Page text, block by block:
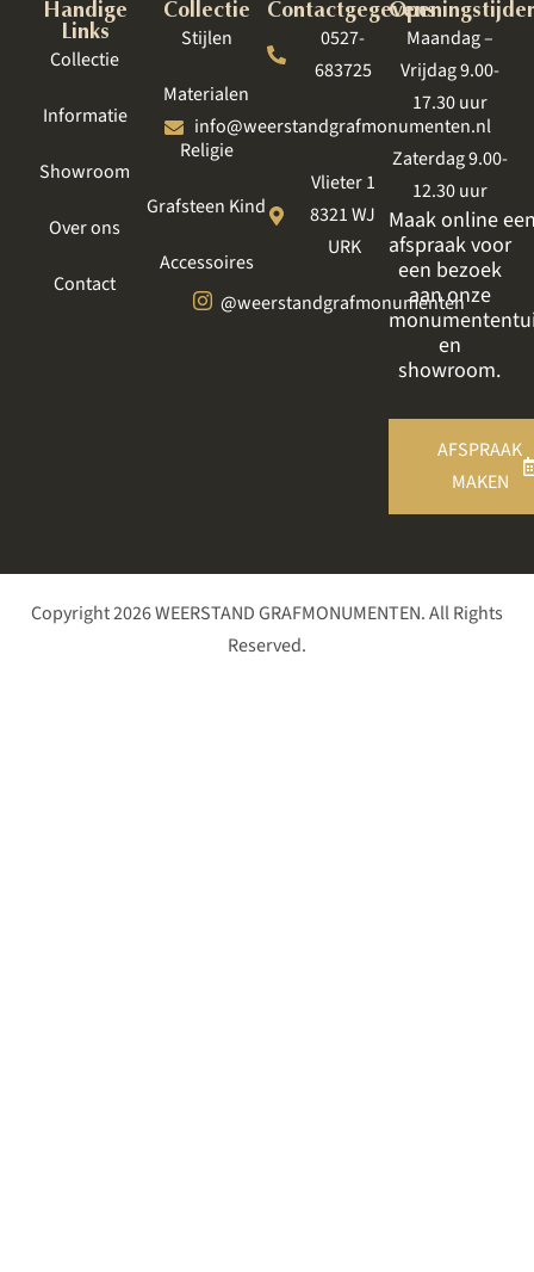
Handige
Links
Collectie
Informatie
Showroom
Over ons
Contact
Collectie
Stijlen
Materialen
Religie
Grafsteen Kind
Accessoires
Contactgegevens
0527-
683725
info@weerstandgrafmonumenten.nl
Vlieter 1
8321 WJ
URK
@weerstandgrafmonumenten
Maandag –
Vrijdag 9.00-
17.30 uur
Zaterdag 9.00-
12.30 uur
Maak online
afspraak voor
een bezoek
aan onze
en
showroom.
AFSPRAAK
MAKEN
Copyright 2026 WEERSTAND GRAFMONUMENTEN. All Rights
Reserved.